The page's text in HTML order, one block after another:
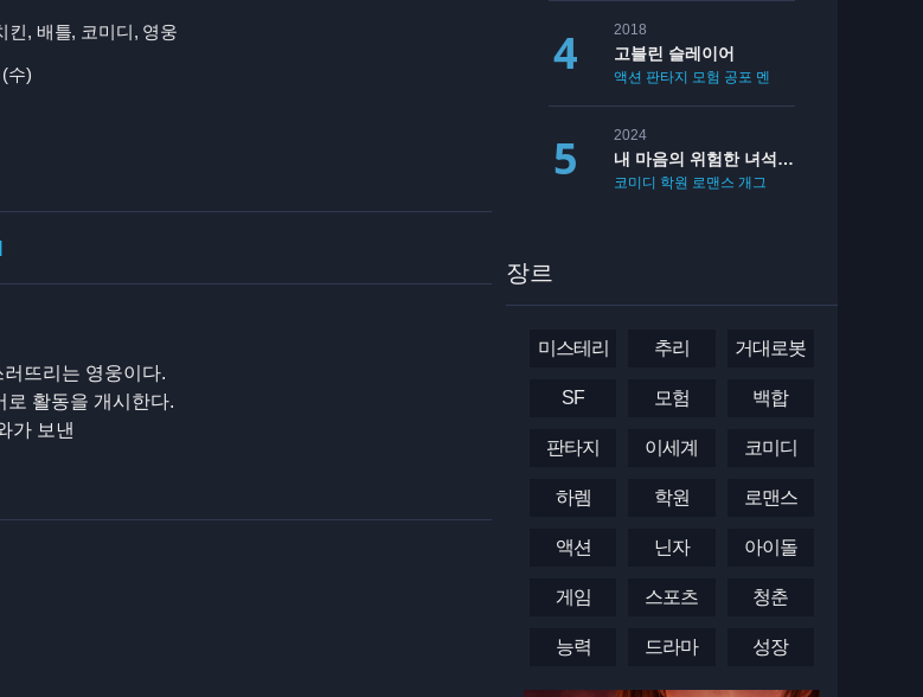
킨, 배틀, 코미디, 영웅
수)
뜨리는 영웅이다.
로 활동을 개시한다.
가 보낸
2018
고블린 슬레이어
액션 판타지 모험 공포 멘붕
2024
내 마음의 위험한 녀석 2기
코미디 학원 로맨스 개그
장르
미스테리 추리 거대로봇
SF 모험 백합
판타지 이세계 코미디
하렘 학원 로맨스
액션 닌자 아이돌
게임 스포츠 청춘
능력 드라마 성장